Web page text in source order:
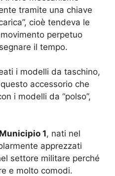
tramite una chiave
cioè tendeva le
perpetuo
il tempo.
i modelli da taschino,
accessorio che
i modelli da “polso”,
1, nati nel
apprezzati
settore militare perché
e molto comodi.